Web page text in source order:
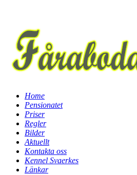
Home
Pensionatet
Priser
Regler
Bilder
Aktuellt
Kontakta oss
Kennel Svaerkes
Länkar